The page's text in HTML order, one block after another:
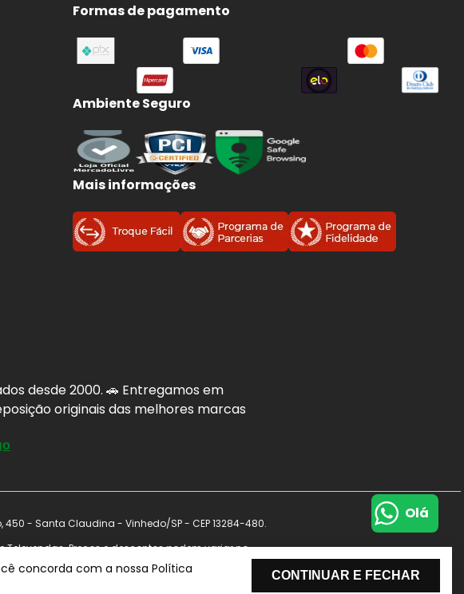
Olá
Formas de pagamento
Ambiente Seguro
Mais informações
desde 2000. 🚗 Entregamos em
originais das melhores marcas
450 - Santa Claudina - Vinhedo/SP - CEP 13284-480.
Preços e descontos podem variar no
e confirmação de dados.
concorda com a nossa Política
CONTINUAR E FECHAR